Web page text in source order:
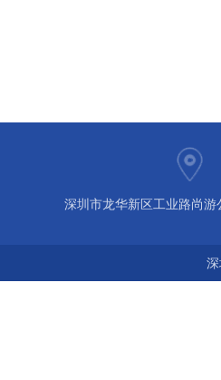
深圳市龙华新区工业路尚